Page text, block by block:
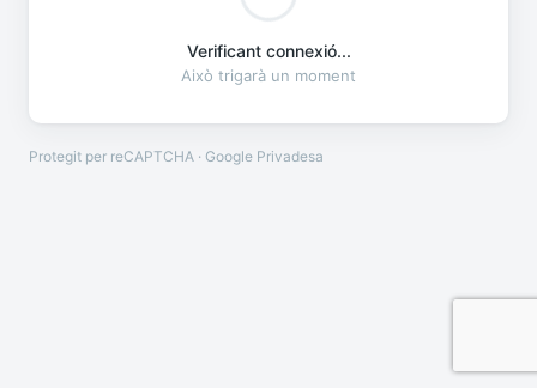
Verificant connexió...
Això trigarà un moment
Protegit per reCAPTCHA · Google Privadesa